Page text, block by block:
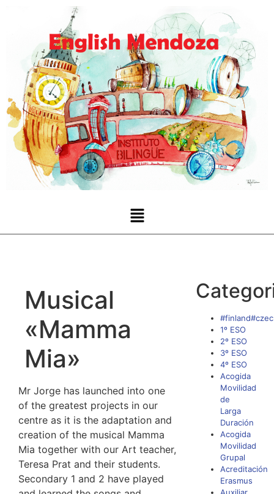
Musical
«Mamma
Mia»
Mr Jorge has launched into one
of the greatest projects in our
centre as it is the adaptation and
creation of the musical Mamma
Mia together with our Art teacher,
Teresa Prat and their students.
Secondary 1 and 2 have played
1º ESO
2º ESO
3º ESO
4º ESO
Acogida
Movilidad
de
Larga
Duración
Acogida
Movilidad
Grupal
Acreditación
Erasmus